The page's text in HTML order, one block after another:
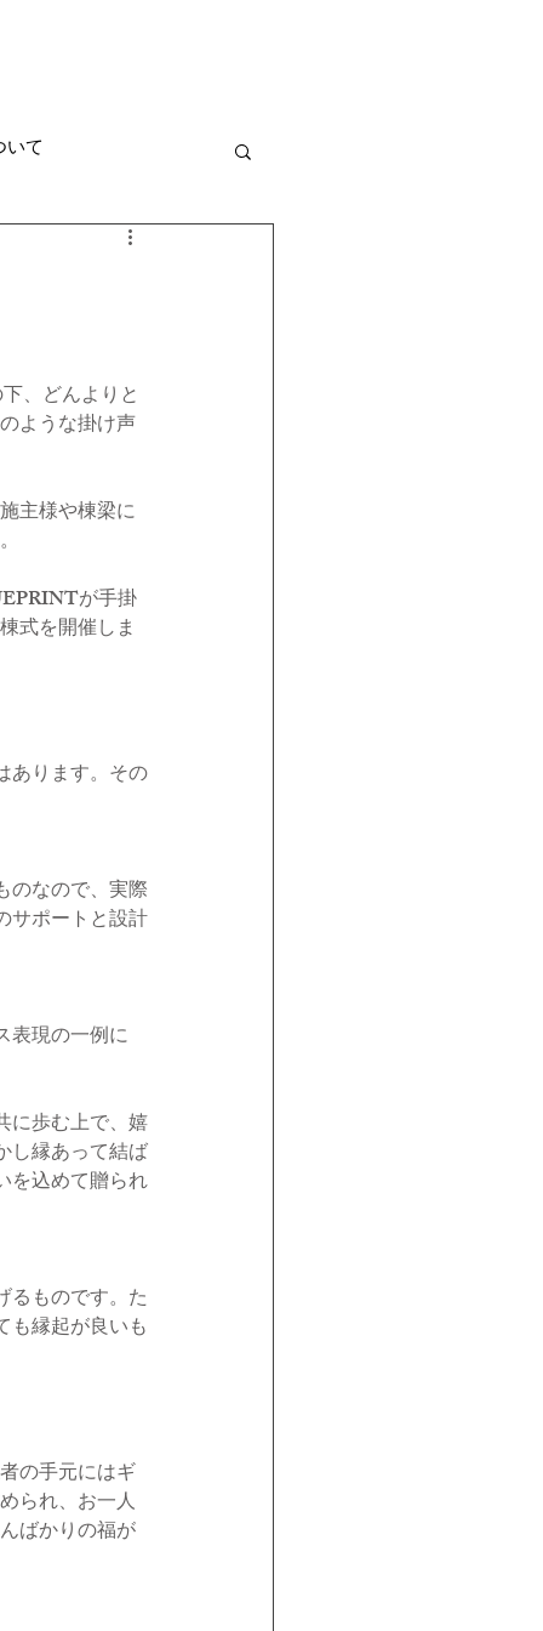
て
営業 NEWS
ような掛け声
主様や棟梁に
が手掛
式を開催しま
あります。その
のなので、実際
サポートと設計
表現の一例に
に歩む上で、嬉
し縁あって結ば
を込めて贈られ
るものです。た
も縁起が良いも
の手元にはギ
られ、お一人
ばかりの福が